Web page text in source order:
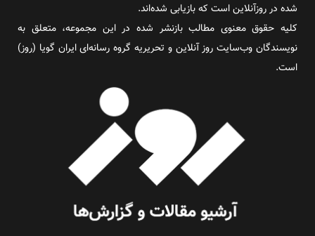
شده در روزآنلاین است که بازیابی شده‌اند.
کلیه حقوق معنوی مطالب بازنشر شده در این مجموعه، متعلق به
نویسندگان وب‌سایت روز آنلاین و تحریریه گروه رسانه‌ای ایران گویا (روز)
است.